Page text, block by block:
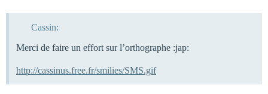
Cassin:
Merci de faire un effort sur l’orthographe :jap:
http://cassinus.free.fr/smilies/SMS.gif